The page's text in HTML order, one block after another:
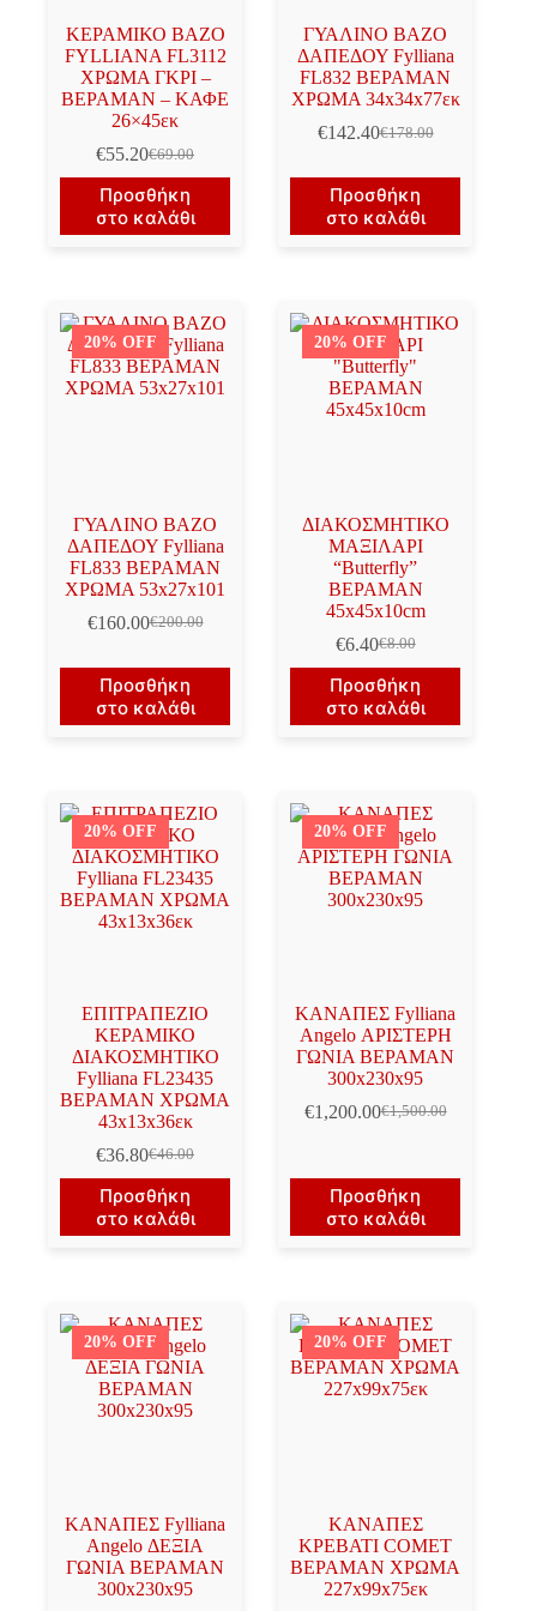
ΚΕΡΑΜΙΚΟ ΒΑΖΟ
FYLLIANA FL3112
ΧΡΩΜΑ ΓΚΡΙ –
ΒΕΡΑΜΑΝ – ΚΑΦΕ
26×45εκ
€69.00
Original
price
was:
€69.00.
€55.20Η
τρέχουσα
τιμή
είναι:
Προσθήκη
στο καλάθι
ΓΥΑΛΙΝΟ ΒΑΖΟ
ΔΑΠΕΔΟΥ Fylliana
FL832 ΒΕΡΑΜΑΝ
ΧΡΩΜΑ 34x34x77εκ
€178.00
Original
was:
€178.00.
€142.40Η
τιμή
είναι:
€142.40.
Προσθήκη
στο καλάθι
20% OFF
ΓΥΑΛΙΝΟ ΒΑΖΟ
ΔΑΠΕΔΟΥ Fylliana
FL833 ΒΕΡΑΜΑΝ
ΧΡΩΜΑ 53x27x101
€200.00
Original
was:
€200.00.
€160.00Η
τιμή
είναι:
€160.00.
Προσθήκη
στο καλάθι
20% OFF
ΔΙΑΚΟΣΜΗΤΙΚΟ
ΜΑΞΙΛΑΡΙ
“Butterfly”
ΒΕΡΑΜΑΝ
45x45x10cm
€8.00
Original
price
was:
€8.00.
€6.40Η
τρέχουσα
τιμή
είναι:
Προσθήκη
στο καλάθι
20% OFF
ΕΠΙΤΡΑΠΕΖΙΟ
ΚΕΡΑΜΙΚΟ
ΔΙΑΚΟΣΜΗΤΙΚΟ
Fylliana FL23435
ΒΕΡΑΜΑΝ ΧΡΩΜΑ
43x13x36εκ
€46.00
Original
price
was:
€46.00.
€36.80Η
τρέχουσα
τιμή
είναι:
Προσθήκη
στο καλάθι
20% OFF
ΚΑΝΑΠΕΣ Fylliana
Angelo ΑΡΙΣΤΕΡΗ
ΓΩΝΙΑ ΒΕΡΑΜΑΝ
300x230x95
€1,500.00
Original
€1,500.00.
€1,200.00Η
είναι:
€1,200.00.
Προσθήκη
στο καλάθι
20% OFF
ΚΑΝΑΠΕΣ Fylliana
Angelo ΔΕΞΙΑ
ΓΩΝΙΑ ΒΕΡΑΜΑΝ
300x230x95
20% OFF
ΚΑΝΑΠΕΣ
ΚΡΕΒΑΤΙ COMET
ΒΕΡΑΜΑΝ ΧΡΩΜΑ
227x99x75εκ